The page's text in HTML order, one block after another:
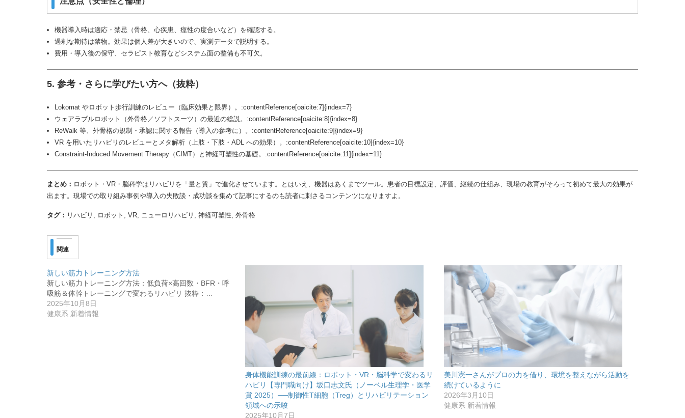
機器導入時は適応・禁忌（骨格、心疾患、痙性の度合いなど）を確認する。
過剰な期待は禁物。効果は個人差が大きいので、実測データで説明する。
費用・導入後の保守、セラピスト教育などシステム面の整備も不可欠。
5. 参考・さらに学びたい方へ（抜粋）
Lokomat やロボット歩行訓練のレビュー（臨床効果と限界）。:contentReference[oaicite:7]{index=7}
ウェアラブルロボット（外骨格／ソフトスーツ）の最近の総説。:contentReference[oaicite:8]{index=8}
ReWalk 等、外骨格の規制・承認に関する報告（導入の参考に）。:contentReference[oaicite:9]{index=9}
VR を用いたリハビリのレビューとメタ解析（上肢・下肢・ADL への効果）。:contentReference[oaicite:10]{index=10}
Constraint-Induced Movement Therapy（CIMT）と神経可塑性の基礎。:contentReference[oaicite:11]{index=11}
まとめ： ロボット・VR・脳科学はリハビリを「量と質」で進化させています。とはいえ、機器はあくまでツール。患者の目標設定、評価、継続の仕組み、現場の教育がそろって初めて最大の効果が
出ます。現場での取り組み事例や導入の失敗談・成功談を集めて記事にするのも読者に刺さるコンテンツになりますよ。
タグ： リハビリ, ロボット, VR, ニューロリハビリ, 神経可塑性, 外骨格
関連
新しい筋力トレーニング方法
新しい筋力トレーニング方法：低負荷×高回数・BFR・呼
吸筋＆体幹トレーニングで変わるリハビリ 抜粋：…
2025年10月8日
健康系 新着情報
身体機能訓練の最前線：ロボット・VR・脳科学で変わるリ
ハビリ【専門職向け】坂口志文氏（ノーベル生理学・医学
賞 2025）──制御性T細胞（Treg）とリハビリテーション
領域への示唆
2025年10月7日
美川憲一さんがプロの力を借り、環境を整えながら活動を
続けているように
2026年3月10日
健康系 新着情報